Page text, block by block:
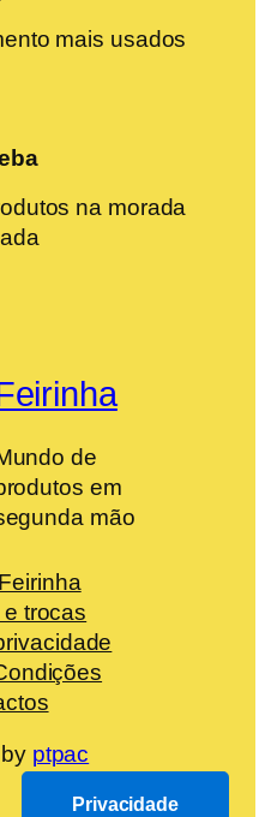
mais usados
na morada
de
em
mão
trocas
ptpac
Privacidade